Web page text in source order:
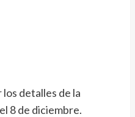
detalles de la
8 de diciembre.